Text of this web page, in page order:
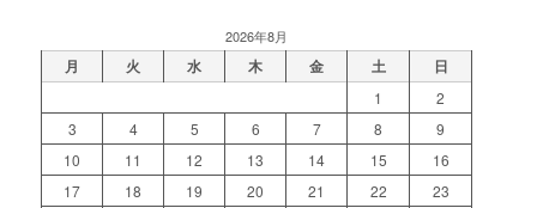
2026年8月
月 火 水 木 金 土 日
1
2
3
4 5 6 7 8
9
10
11 12 13 14 15
16
17
18 19 20 21 22
23